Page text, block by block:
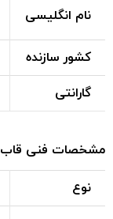
نام انگلیسی
کشور سازنده
گارانتی
مشخصات فنی قاب،
نوع